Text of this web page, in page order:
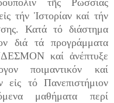
τῆς Ρωσσίας
τήν Ἱστορίαν καί τήν
Κατά τό διάστημα
διά τά προγράμματα
καί ἀνέπτυξε
ποιμαντικόν καί
εἰς τό Πανεπιστήμιον
μαθήματα περί